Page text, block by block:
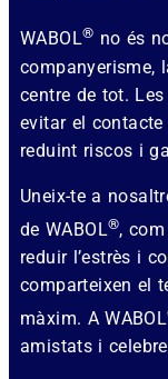
WABOL® no és
companyerisme,
centre de tot.
evitar el
reduint riscos i
Uneix-te a
de WABOL®,
reduir l’estrès i
comparteixen el
màxim. A WABOL
amistats i